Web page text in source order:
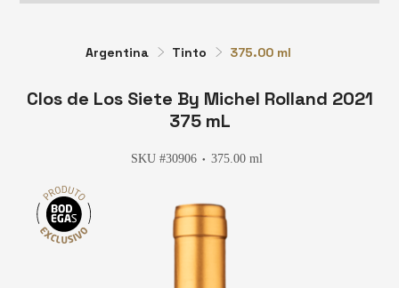
Argentina Tinto 375.00 ml
Clos de Los Siete By Michel Rolland 2021
375 mL
SKU #30906 ● 375.00 ml